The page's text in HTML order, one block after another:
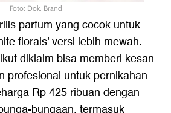
Foto: Dok. Brand
parfum yang cocok untuk
florals' versi lebih mewah.
diklaim bisa memberi kesan
profesional untuk pernikahan
Rp 425 ribuan dengan